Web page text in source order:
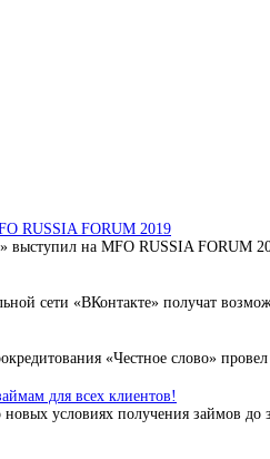
RUSSIA FORUM 2019
на MFO RUSSIA FORUM
сети «ВКонтакте» получат
«Честное слово»
для всех клиентов!
условиях получения займов